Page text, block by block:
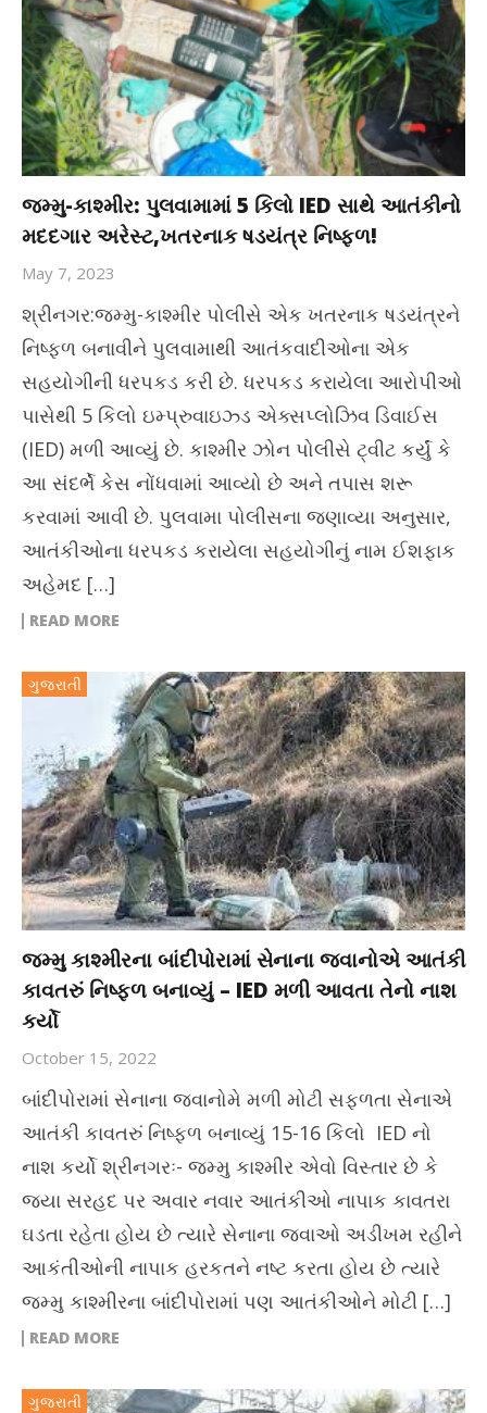
જમ્મુ-કાશ્મીર: પુલવામામાં 5 કિલો IED સાથે આતંકીનો
મદદગાર અરેસ્ટ,ખતરનાક ષડયંત્ર નિષ્ફળ!
May 7, 2023
શ્રીનગર:જમ્મુ-કાશ્મીર પોલીસે એક ખતરનાક ષડયંત્રને
નિષ્ફળ બનાવીને પુલવામાથી આતંકવાદીઓના એક
સહયોગીની ધરપકડ કરી છે. ધરપકડ કરાયેલા આરોપીઓ
પાસેથી 5 કિલો ઇમ્પ્રુવાઇઝ્ડ એક્સપ્લોઝિવ ડિવાઈસ
(IED) મળી આવ્યું છે. કાશ્મીર ઝોન પોલીસે ટ્વીટ કર્યું કે
આ સંદર્ભે કેસ નોંધવામાં આવ્યો છે અને તપાસ શરૂ
કરવામાં આવી છે. પુલવામા પોલીસના જણાવ્યા અનુસાર,
આતંકીઓના ધરપકડ કરાયેલા સહયોગીનું નામ ઈશફાક
અહેમદ […]
READ MORE
ગુજરાતી
જમ્મુ કાશ્મીરના બાંદીપોરામાં સેનાના જવાનોએ આતંકી
કાવતરું નિષ્ફળ બનાવ્યું – IED મળી આવતા તેનો નાશ
કર્યો
October 15, 2022
બાંદીપોરામાં સેનાના જવાનોમે મળી મોટી સફળતા સેનાએ
આતંકી કાવતરું નિષ્ફળ બનાવ્યું 15-16 કિલો IED નો
નાશ કર્યો શ્રીનગરઃ- જમ્મુ કાશ્મીર એવો વિસ્તાર છે કે
જ્યા સરહદ પર અવાર નવાર આતંકીઓ નાપાક કાવતરા
ઘડતા રહેતા હોય છે ત્યારે સેનાના જવાઓ અડીખમ રહીને
આકંતીઓની નાપાક હરકતને નષ્ટ કરતા હોય છે ત્યારે
જમ્મુ કાશ્મીરના બાંદીપોરામાં પણ આતંકીઓને મોટી […]
READ MORE
ગુજરાતી